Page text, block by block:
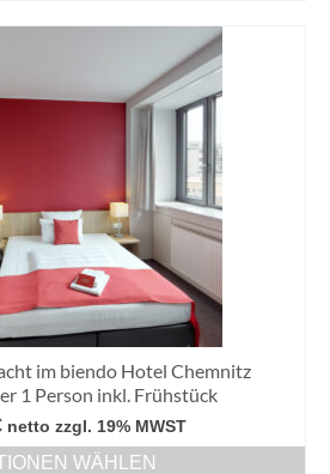
im biendo Hotel Chemnitz
1 Person inkl. Frühstück
netto zzgl. 19% MWST
WÄHLEN